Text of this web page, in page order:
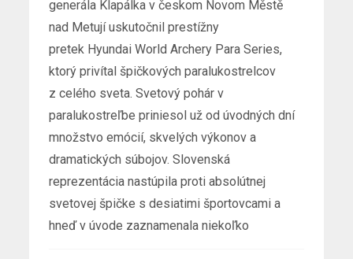
generála Klapálka v českom Novom Městě
nad Metují uskutočnil prestížny
pretek Hyundai World Archery Para Series,
ktorý privítal špičkových paralukostrelcov
z celého sveta. Svetový pohár v
paralukostreľbe priniesol už od úvodných dní
množstvo emócií, skvelých výkonov a
dramatických súbojov. Slovenská
reprezentácia nastúpila proti absolútnej
svetovej špičke s desiatimi športovcami a
hneď v úvode zaznamenala niekoľko